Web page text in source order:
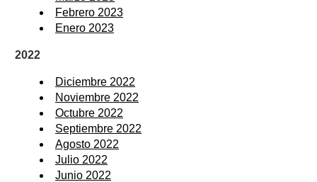
Febrero 2023
Enero 2023
2022
Diciembre 2022
Noviembre 2022
Octubre 2022
Septiembre 2022
Agosto 2022
Julio 2022
Junio 2022